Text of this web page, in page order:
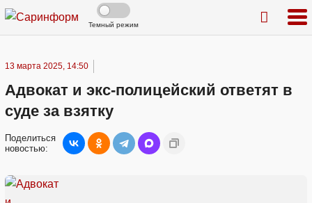
Темный режим
13 марта 2025, 14:50
Адвокат и экс-полицейский ответят в
суде за взятку
Поделиться
новостью: